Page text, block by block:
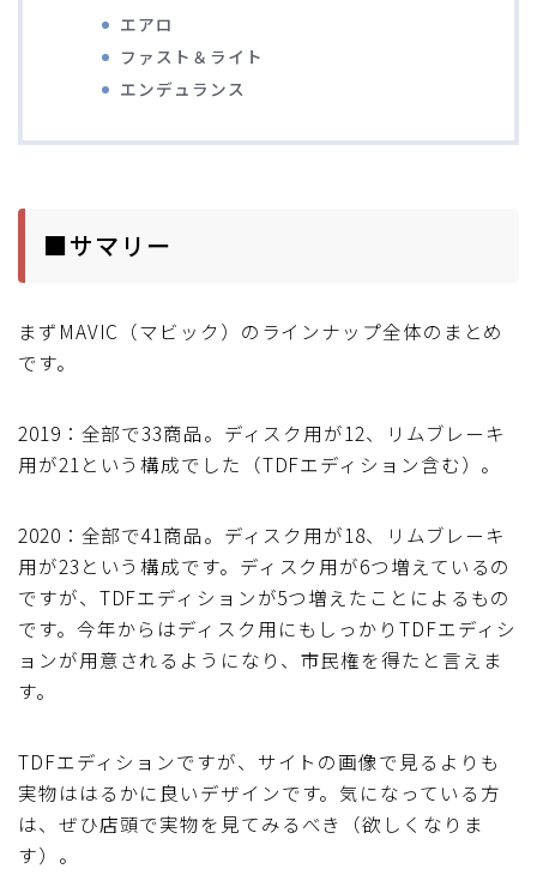
ブルべレポート2014
ブルべレポート2013
エアロ
ファスト＆ライト
エンデュランス
■サマリー
まずMAVIC（マビック）のラインナップ全体のまとめ
です。
2019：全部で33商品。ディスク用が12、リムブレーキ
用が21という構成でした（TDFエディション含む）。
2020：全部で41商品。ディスク用が18、リムブレーキ
用が23という構成です。ディスク用が6つ増えているの
ですが、TDFエディションが5つ増えたことによるもの
です。今年からはディスク用にもしっかりTDFエディシ
ョンが用意されるようになり、市民権を得たと言えま
す。
TDFエディションですが、サイトの画像で見るよりも
実物ははるかに良いデザインです。気になっている方
は、ぜひ店頭で実物を見てみるべき（欲しくなりま
す）。